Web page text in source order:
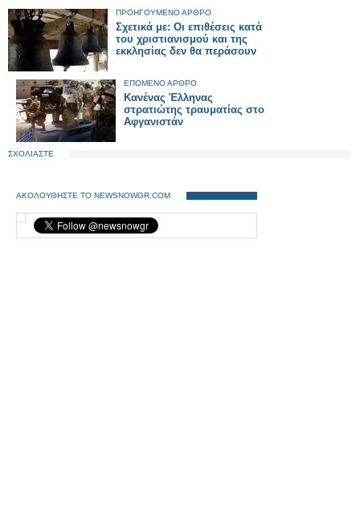
ΠΡΟΗΓΟΥΜΕΝΟ ΑΡΘΡΟ
Σχετικά με: Οι επιθέσεις κατά
του χριστιανισμού και της
εκκλησίας δεν θα περάσουν
ΕΠΟΜΕΝΟ ΑΡΘΡΟ
Κανένας Έλληνας
στρατιώτης τραυματίας στο
Αφγανιστάν
ΣΧΟΛΙΑΣΤΕ
ΑΚΟΛΟΥΘΗΣΤΕ ΤΟ NEWSNOWGR.COM